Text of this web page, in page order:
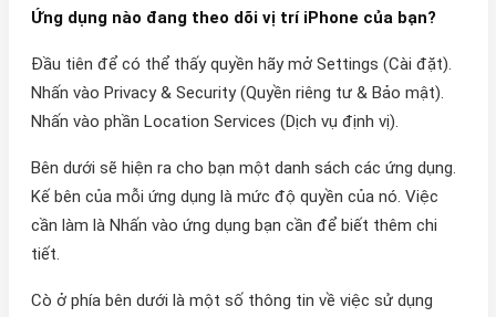
Ứng dụng nào đang theo dõi vị trí iPhone của bạn?
Đầu tiên để có thể thấy quyền hãy mở Settings (Cài đặt).
Nhấn vào Privacy & Security (Quyền riêng tư & Bảo mật).
Nhấn vào phần Location Services (Dịch vụ định vị).
Bên dưới sẽ hiện ra cho bạn một danh sách các ứng dụng.
Kế bên của mỗi ứng dụng là mức độ quyền của nó. Việc
cần làm là Nhấn vào ứng dụng bạn cần để biết thêm chi
tiết.
Cò ở phía bên dưới là một số thông tin về việc sử dụng